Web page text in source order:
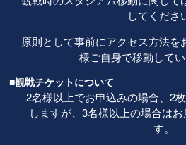
してくださ
原則として事前にアクセス方法を
様ご自身で移動してい
■観戦チケットについて
2名様以上でお申込みの場合、2
しますが、3名様以上の場合は
す。